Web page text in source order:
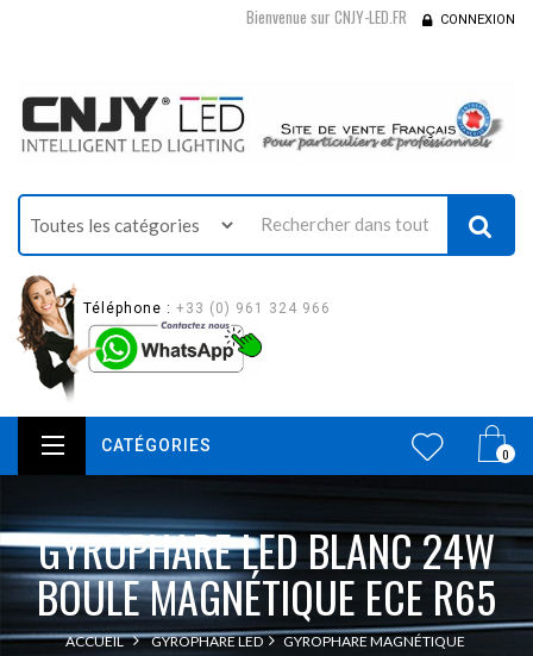
Bienvenue sur CNJY-LED.FR CONNEXION
Téléphone : +33 (0) 961 324 966
0
CATÉGORIES
GYROPHARE LED BLANC 24W
BOULE MAGNÉTIQUE ECE R65
ACCUEIL GYROPHARE LED GYROPHARE MAGNÉTIQUE